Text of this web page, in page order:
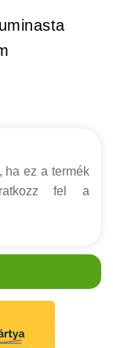
ha ez a termék
fel a